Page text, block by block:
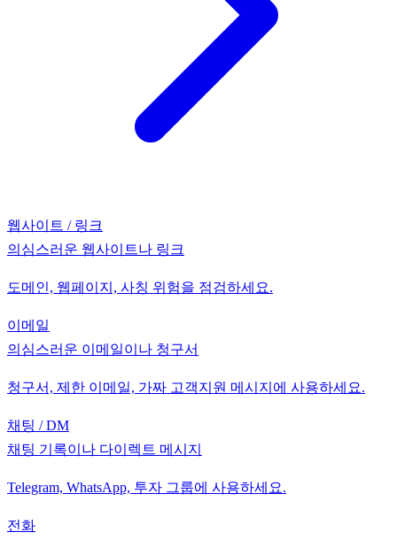
웹사이트 / 링크
의심스러운 웹사이트나 링크
도메인, 웹페이지, 사칭 위험을 점검하세요.
이메일
의심스러운 이메일이나 청구서
청구서, 제한 이메일, 가짜 고객지원 메시지에 사용하세요.
채팅 / DM
채팅 기록이나 다이렉트 메시지
Telegram, WhatsApp, 투자 그룹에 사용하세요.
전화